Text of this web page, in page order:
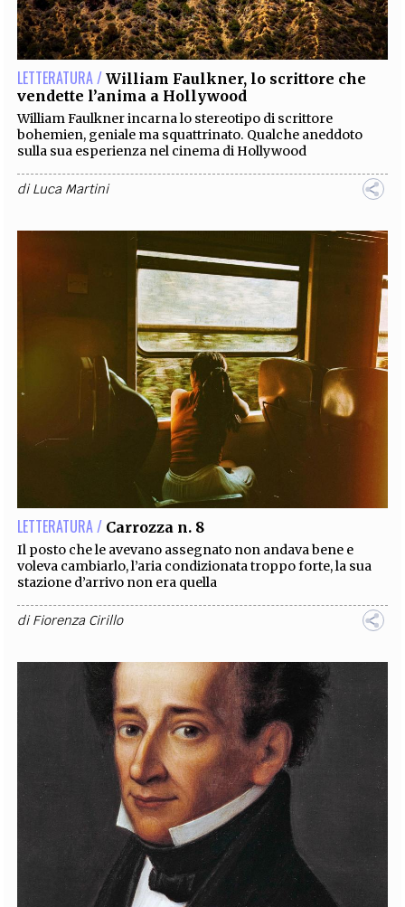
EXTRA
CODICI RUBRICHE LIBRI PROCEEDINGS PUBBLICITÀ CONTATTI
SOCIAL MEDIA
LETTERATURA / William Faulkner, lo scrittore che
vendette l’anima a Hollywood
William Faulkner incarna lo stereotipo di scrittore
bohemien, geniale ma squattrinato. Qualche aneddoto
sulla sua esperienza nel cinema di Hollywood
diLuca Martini
LETTERATURA / Carrozza n. 8
Il posto che le avevano assegnato non andava bene e
voleva cambiarlo, l’aria condizionata troppo forte, la sua
stazione d’arrivo non era quella
diFiorenza Cirillo